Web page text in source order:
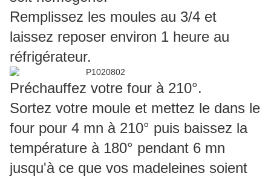
Remplissez les moules au 3/4 et
laissez reposer environ 1 heure au
réfrigérateur.
Préchauffez votre four à 210°.
Sortez votre moule et mettez le dans le
four pour 4 mn à 210° puis baissez la
température à 180° pendant 6 mn
jusqu'à ce que vos madeleines soient